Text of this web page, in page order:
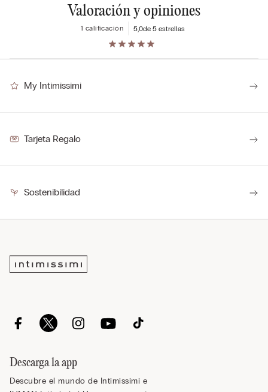
Valoración y opiniones
5,0de 5 estrellas
1 calificación
My Intimissimi
Tarjeta Regalo
Sostenibilidad
Descarga la app
Descubre el mundo de Intimissimi e